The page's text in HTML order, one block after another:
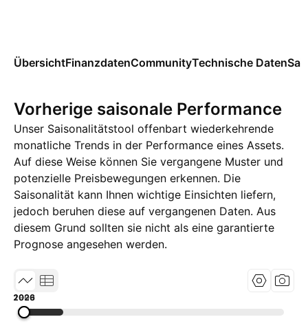
ÜbersichtFinanzdatenCommunityTechnische Daten
Vorherige saisonale Performance
Unser Saisonalitätstool offenbart wiederkehrende
monatliche Trends in der Performance eines Assets.
Auf diese Weise können Sie vergangene Muster und
potenzielle Preisbewegungen erkennen. Die
Saisonalität kann Ihnen wichtige Einsichten liefern,
jedoch beruhen diese auf vergangenen Daten. Aus
diesem Grund sollten sie nicht als eine garantierte
Prognose angesehen werden.
1993
2009
2026